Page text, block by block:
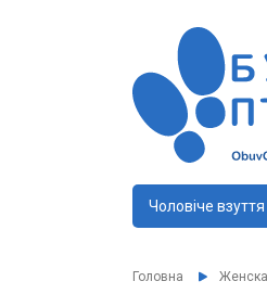
Чоловіче взуття
Головна